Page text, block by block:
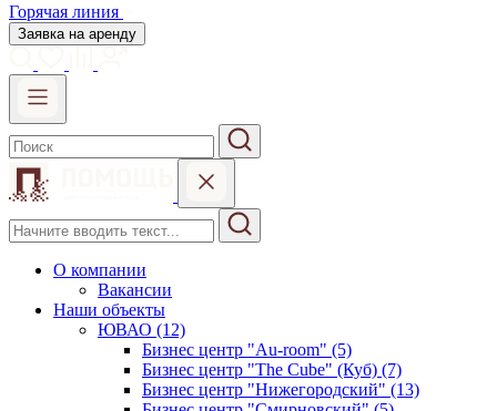
Горячая линия
Заявка на аренду
О компании
Вакансии
Наши объекты
ЮВАО (12)
Бизнес центр "Au-room" (5)
Бизнес центр "The Cube" (Куб) (7)
Бизнес центр "Нижегородский" (13)